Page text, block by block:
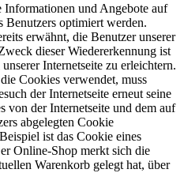
und Angebote auf
Benutzers optimiert werden.
erwähnt, die Benutzer unserer
dieser Wiedererkennung ist
Internetseite zu erleichtern.
Cookies verwendet, muss
der Internetseite erneut seine
von der Internetseite und dem auf
abgelegten Cookie
ist das Cookie eines
Online-Shop merkt sich die
Warenkorb gelegt hat, über